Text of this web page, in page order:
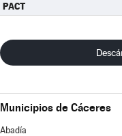
PACT
Municipios de Cáceres
Abadía